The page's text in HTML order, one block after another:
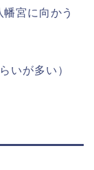
宮に向かう
いが多い）